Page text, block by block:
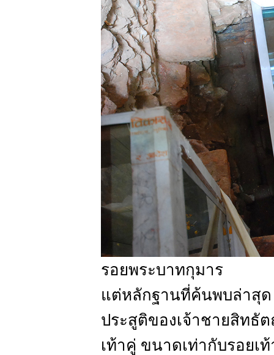
รอยพระบาทกุมาร
แต่หลักฐานที่ค้นพบล่าสุ
ประสูติของเจ้าชายสิทธั
เท้าคู่ ขนาดเท่ากับรอยเ